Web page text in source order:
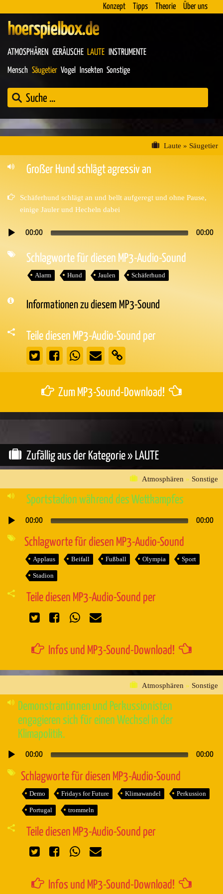
Konzept Tipps Theorie Über uns
hoerspielbox.de
ATMOSPHÄREN GERÄUSCHE LAUTE INSTRUMENTE
Mensch Säugetier Vogel Insekten Sonstige
Laute » Säugetier
Großer Hund schlägt agressiv an
Schäferhund schlägt an und bellt aufgeregt und ohne Pause,
einige Jauler und Hecheln dabei
Audio-
00:00 00:00
Schlagworte für diesen MP3-Audio-Sound
Alarm Hund Jaulen Schäferhund
Informationen zu diesem MP3-Sound
Teile diesen MP3-Audio-Sound per
Zum MP3-Sound-Download!
Zufällig aus der Kategorie » LAUTE
Atmosphären » Sonstige
Sportstadion während des Wettkampfes
Audio-
00:00 00:00
Schlagworte für diesen MP3-Audio-Sound
Applaus Beifall Fußball Olympia Sport
Stadion
Teile diesen MP3-Audio-Sound per
Infos und MP3-Sound-Download!
Atmosphären » Sonstige
Demonstrantinnen und Perkussionisten
engagieren sich für einen Wechsel in der
Klimapolitik.
Audio-
00:00 00:00
Schlagworte für diesen MP3-Audio-Sound
Demo Fridays for Future Klimawandel Perkussion
Portugal trommeln
Teile diesen MP3-Audio-Sound per
Infos und MP3-Sound-Download!